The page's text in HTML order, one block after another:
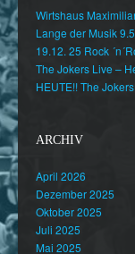
Wirtshaus
Lange der Musik
19.12. 25 Rock
The Jokers Live –
HEUTE!! The
ARCHIV
April 2026
Dezember 2025
Oktober 2025
Juli 2025
Mai 2025